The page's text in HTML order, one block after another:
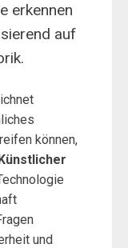
erkennen
auf
können,
und